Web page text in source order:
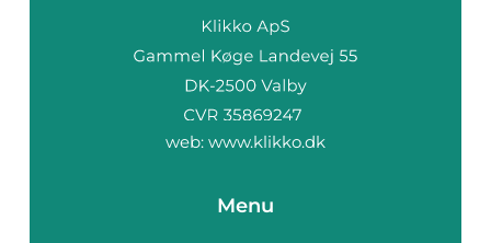
web: www.klikko.dk
Menu